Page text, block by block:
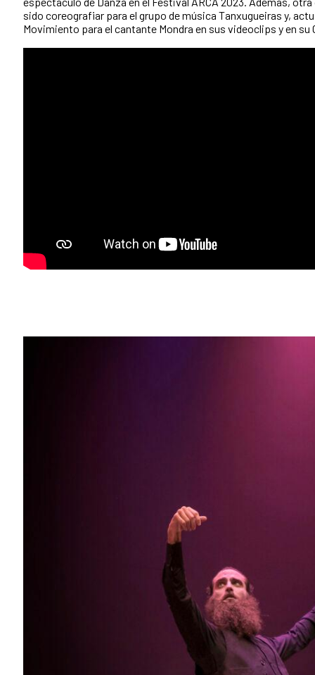
sido coreografiar para el grupo de música Tanxugueiras y,
Movimiento para el cantante Mondra en sus videoclips y en su